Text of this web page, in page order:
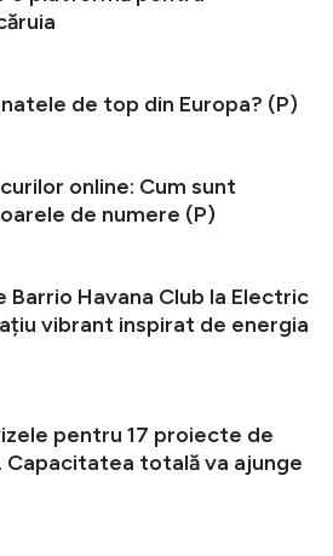
de top din Europa? (P)
online: Cum sunt
de numere (P)
Barrio Havana Club la Electric
vibrant inspirat de energia
pentru 17 proiecte de
totală va ajunge